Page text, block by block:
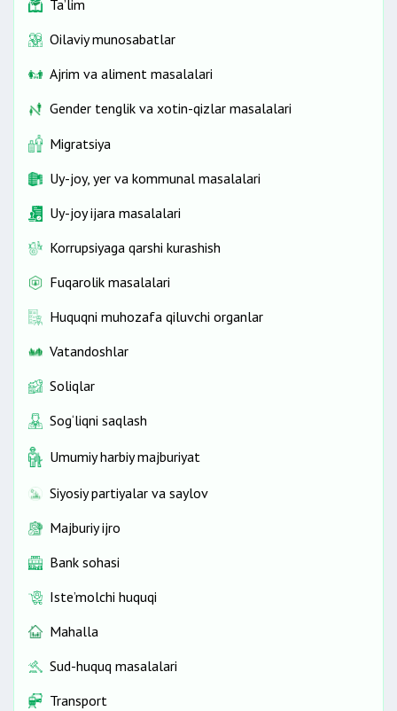
Ta’lim
Oilaviy munosabatlar
Ajrim va aliment masalalari
Gender tenglik va xotin-qizlar masalalari
Migratsiya
Uy-joy, yer va kommunal masalalari
Uy-joy ijara masalalari
Korrupsiyaga qarshi kurashish
Fuqarolik masalalari
Huquqni muhozafa qiluvchi organlar
Vatandoshlar
Soliqlar
Sog‘liqni saqlash
Umumiy harbiy majburiyat
Siyosiy partiyalar va saylov
Majburiy ijro
Bank sohasi
Iste’molchi huquqi
Mahalla
Sud-huquq masalalari
Transport